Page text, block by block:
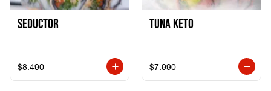
Seductor
$8.490
TUNA KETO
$7.990